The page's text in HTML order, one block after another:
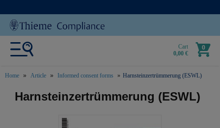
Cart
0,00 €
0
Home Article Informed consent forms Harnsteinzertrümmerung (ESWL)
text.skipToContent
text.skipToNavigation
Harnsteinzertrümmerung (ESWL)